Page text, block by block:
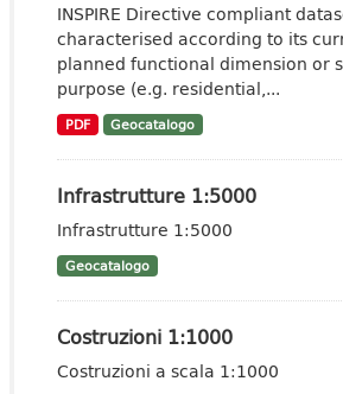
INSPIRE Directive compliant
characterised according to its
planned functional dimension or
purpose (e.g. residential,...
PDF Geocatalogo
Infrastrutture 1:5000
Infrastrutture 1:5000
Geocatalogo
Costruzioni 1:1000
Costruzioni a scala 1:1000